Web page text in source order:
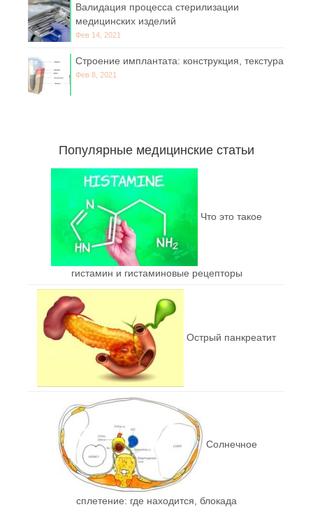
Валидация процесса стерилизации
медицинских изделий
Фев 14, 2021
Строение имплантата: конструкция, текстура
Фев 8, 2021
Популярные медицинские статьи
Что это такое
гистамин и гистаминовые рецепторы
Острый панкреатит
Солнечное
сплетение: где находится, блокада